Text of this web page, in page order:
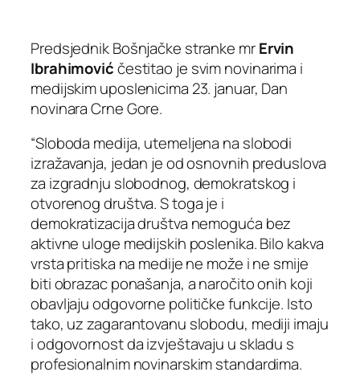
Predsjednik Bošnjačke stranke mrErvin
Ibrahimovićčestitao je svim novinarima i
medijskim uposlenicima 23. januar, Dan
novinara Crne Gore.
“Sloboda medija, utemeljena na slobodi
izražavanja, jedan je od osnovnih preduslova
za izgradnju slobodnog, demokratskog i
otvorenog društva. S toga je i
demokratizacija društva nemoguća bez
aktivne uloge medijskih poslenika. Bilo kakva
vrsta pritiska na medije ne može i ne smije
biti obrazac ponašanja, a naročito onih koji
obavljaju odgovorne političke funkcije. Isto
tako, uz zagarantovanu slobodu, mediji imaju
i odgovornost da izvještavaju u skladu s
profesionalnim novinarskim standardima.